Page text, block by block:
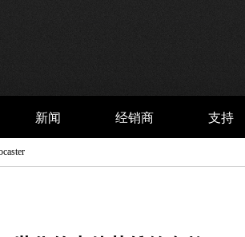
新闻 经销商 支持